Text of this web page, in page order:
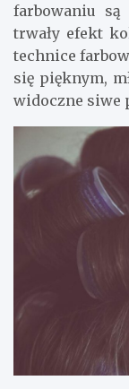
farbowaniu
trwały efekt
technice
się pięknym,
widoczne siwe